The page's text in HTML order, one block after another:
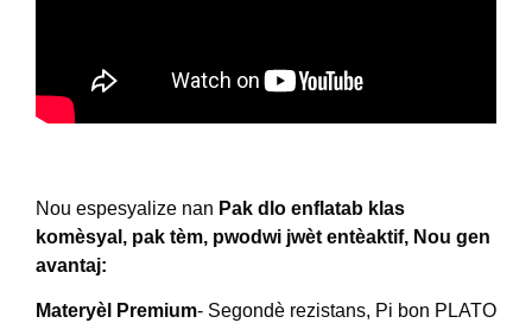
Nou espesyalize nan Pak dlo enflatab klas
komèsyal, pak tèm, pwodwi jwèt entèaktif, Nou gen
avantaj:
Materyèl Premium- Segondè rezistans, Pi bon PLATO